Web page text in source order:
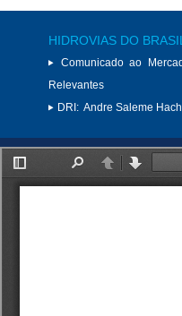
HIDROVIAS DO
Comunicado ao
Relevantes
DRI: Andre Saleme